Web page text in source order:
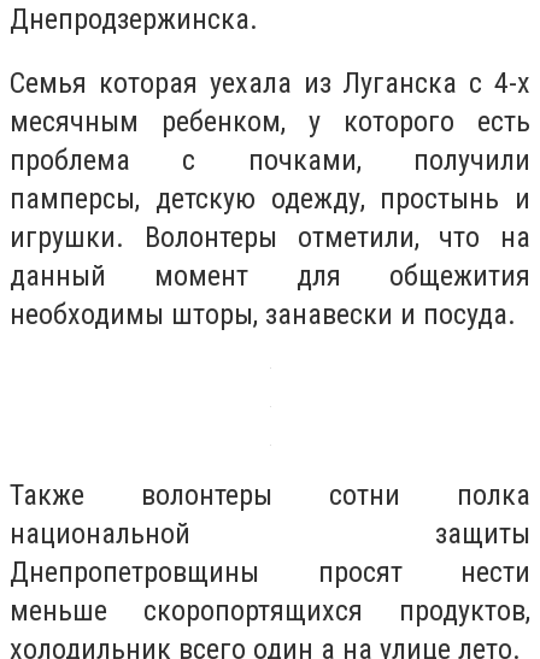
Днепродзержинска.
Семья которая уехала из Луганска с 4-х
месячным ребенком, у которого есть
проблема с почками, получили
памперсы, детскую одежду, простынь и
игрушки. Волонтеры отметили, что на
данный момент для общежития
необходимы шторы, занавески и посуда.
Также волонтеры сотни полка
национальной защиты
Днепропетровщины просят нести
меньше скоропортящихся продуктов,
холодильник всего один а на улице лето.